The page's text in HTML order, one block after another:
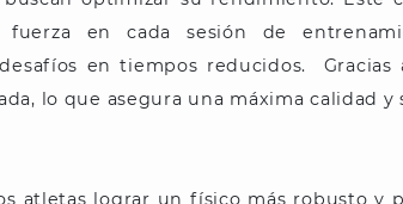
en cada sesión de
en tiempos reducidos. Gracias
lo que asegura una máxima calidad y
atletas lograr un físico más robusto y